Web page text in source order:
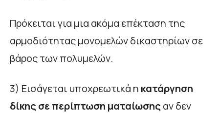
Πρόκειται για μια ακόμα επέκταση της
αρμοδιότητας μονομελών δικαστηρίων σε
βάρος των πολυμελών.
3) Εισάγεται υποχρεωτικά η κατάργηση
δίκης σε περίπτωση ματαίωσηςαν δεν